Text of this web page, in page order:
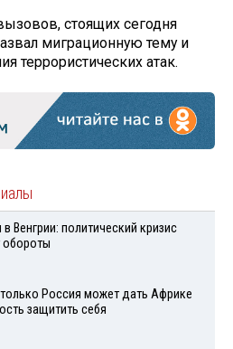
стоящих сегодня
миграционную тему и
террористических атак.
в Венгрии: политический кризис
обороты
Россия может дать Африке
защитить себя